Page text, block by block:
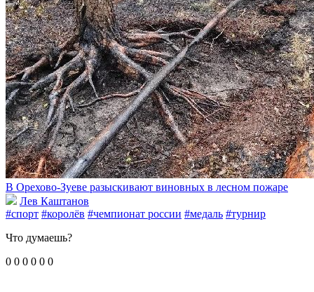
В Орехово-Зуеве разыскивают виновных в лесном пожаре
Лев Каштанов
#спорт #королёв #чемпионат россии #медаль #турнир
Что думаешь?
0 0 0 0 0 0